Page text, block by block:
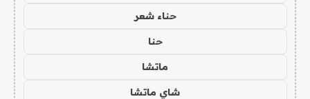
حناء شعر
حنا
ماتشا
شاي ماتشا